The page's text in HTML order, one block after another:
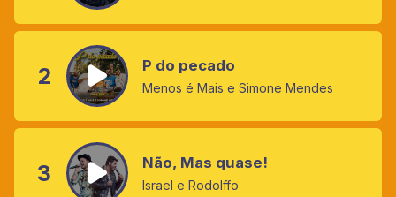
2 P do pecado
Menos é Mais e Simone Mendes
3 Não, Mas quase!
Israel e Rodolffo